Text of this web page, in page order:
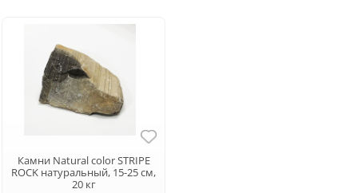
Камни Natural color STRIPE
ROCK натуральный, 15-25 см,
20 кг